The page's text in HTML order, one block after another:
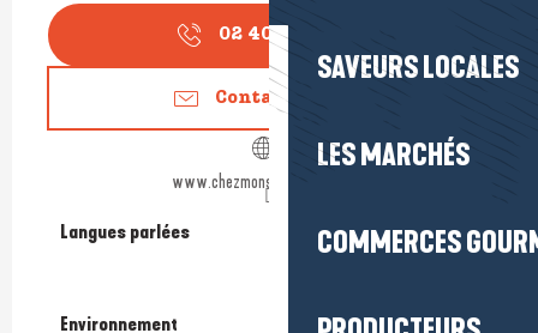
SAVEURS LOCALES
LES MARCHÉS
COMMERCES
02 40 88 99
Contactez-nous
www.chezmonsieurcochon.com
Langues parlées
Langues parlées
Environnement
Environnement